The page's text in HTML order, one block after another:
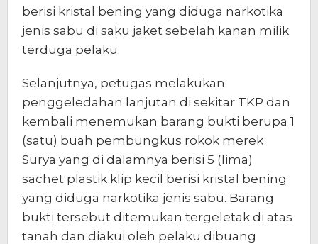
berisi kristal bening yang diduga narkotika
jenis sabu di saku jaket sebelah kanan milik
terduga pelaku.
Selanjutnya, petugas melakukan
penggeledahan lanjutan di sekitar TKP dan
kembali menemukan barang bukti berupa 1
(satu) buah pembungkus rokok merek
Surya yang di dalamnya berisi 5 (lima)
sachet plastik klip kecil berisi kristal bening
yang diduga narkotika jenis sabu. Barang
bukti tersebut ditemukan tergeletak di atas
tanah dan diakui oleh pelaku dibuang